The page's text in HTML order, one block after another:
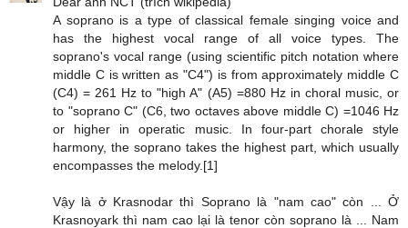
A soprano is a type of classical female singing voice and
has the highest vocal range of all voice types. The
soprano's vocal range (using scientific pitch notation where
middle C is written as "C4") is from approximately middle C
(C4) = 261 Hz to "high A" (A5) =880 Hz in choral music, or
to "soprano C" (C6, two octaves above middle C) =1046 Hz
or higher in operatic music. In four-part chorale style
harmony, the soprano takes the highest part, which usually
encompasses the melody.[1]
Vậy là ở Krasnodar thì Soprano là "nam cao" còn ... Ở
Krasnoyark thì nam cao lại là tenor còn soprano là ... Nam